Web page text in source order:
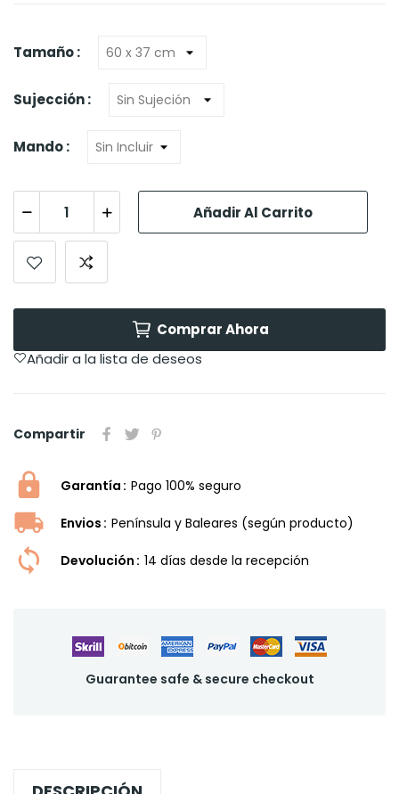
Tamaño :
Sujección :
Mando :
Añadir Al Carrito
Comprar Ahora
Añadir a la lista de deseos
Compartir
Garantía Pago 100% seguro
Envios Península y Baleares (según producto)
Devolución 14 dí­as desde la recepción
Guarantee safe & secure checkout